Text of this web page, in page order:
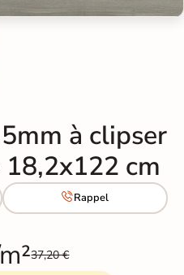
à clipser
cm
Rappel
37,20 €